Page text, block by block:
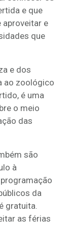
e que
aproveitar e
que
e dos
ao zoológico
é uma
o meio
das
são
à
da
gratuita.
as férias